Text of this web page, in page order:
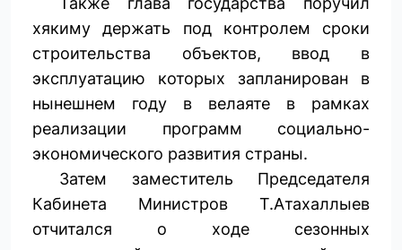
хякиму держать под контролем сроки
строительства объектов, ввод в
эксплуатацию которых запланирован в
нынешнем году в велаяте в рамках
реализации программ социально-
экономического развития страны.
Затем заместитель Председателя
Кабинета Министров Т.Атахаллыев
отчитался о ходе сезонных